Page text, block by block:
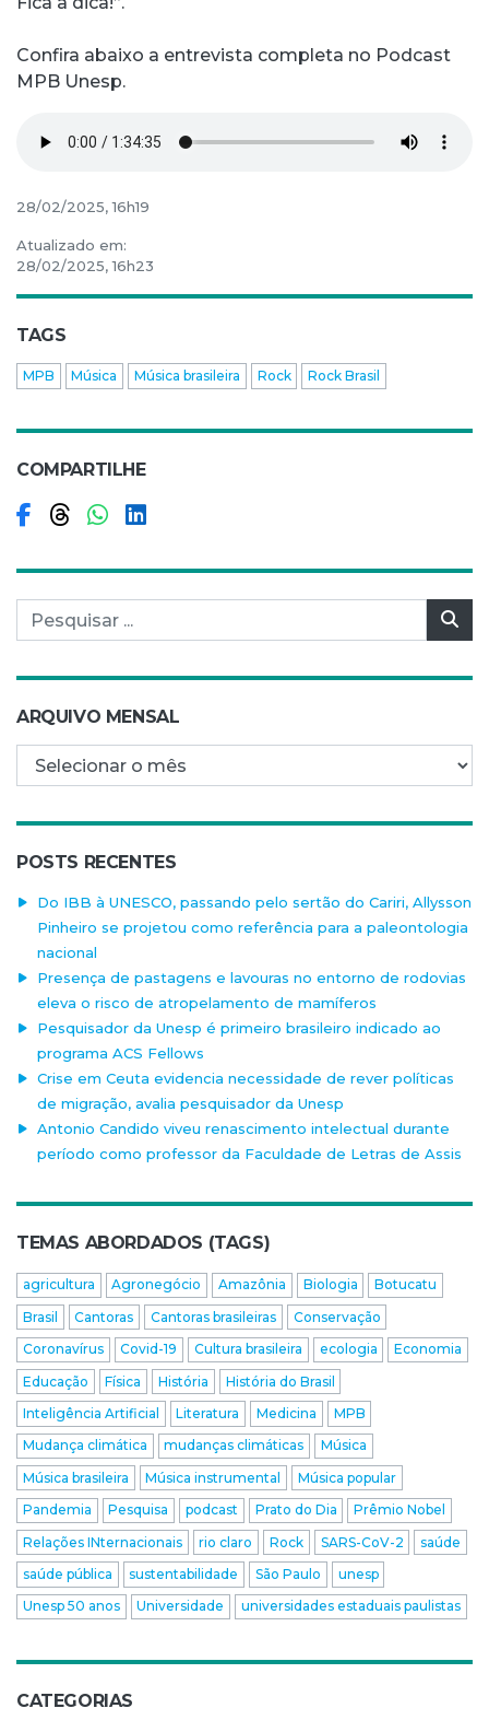
Confira abaixo a entrevista completa no Podcast
MPB Unesp.
28/02/2025, 16h19
Atualizado em:
28/02/2025, 16h23
TAGS
MPB Música Música brasileira Rock Rock Brasil
COMPARTILHE
Compartilhar no Facebook
Compartilhar no Threads
Compartilhar no WhatsApp
Compartilhar no LinkedIn
Pesquisar por:
ARQUIVO MENSAL
Arquivo mensal
POSTS RECENTES
Do IBB à UNESCO, passando pelo sertão do Cariri, Allysson
Pinheiro se projetou como referência para a paleontologia
nacional
Presença de pastagens e lavouras no entorno de rodovias
eleva o risco de atropelamento de mamíferos
Pesquisador da Unesp é primeiro brasileiro indicado ao
programa ACS Fellows
Crise em Ceuta evidencia necessidade de rever políticas
de migração, avalia pesquisador da Unesp
Antonio Candido viveu renascimento intelectual durante
período como professor da Faculdade de Letras de Assis
TEMAS ABORDADOS (TAGS)
agricultura Agronegócio Amazônia Biologia
Botucatu
Brasil
Cantoras Cantoras brasileiras
Conservação
Coronavírus
Covid-19 Cultura brasileira ecologia
Economia
Educação
Física História
História do Brasil
Inteligência Artificial
Literatura Medicina
MPB
Mudança climática
mudanças climáticas
Música
Música brasileira
Música instrumental
Música popular
Pandemia
Pesquisa podcast Prato do Dia
Prêmio Nobel
Relações INternacionais
rio claro Rock SARS-CoV-2
saúde
saúde pública
sustentabilidade São Paulo
unesp
Unesp 50 anos
Universidade universidades estaduais paulistas
CATEGORIAS